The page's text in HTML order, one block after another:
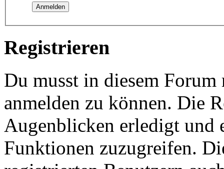
Registrieren
Du musst in diesem
anmelden zu können. Die
Augenblicken erledigt und
Funktionen zuzugreifen.